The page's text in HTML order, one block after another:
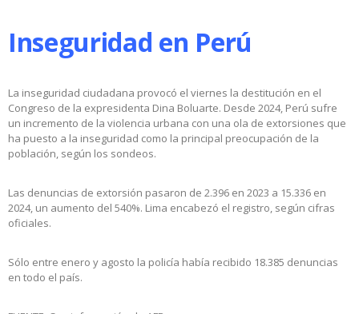
Inseguridad en Perú
La inseguridad ciudadana provocó el viernes la destitución en el
Congreso de la expresidenta Dina Boluarte. Desde 2024, Perú sufre
un incremento de la violencia urbana con una ola de extorsiones que
ha puesto a la inseguridad como la principal preocupación de la
población, según los sondeos.
Las denuncias de extorsión pasaron de 2.396 en 2023 a 15.336 en
2024, un aumento del 540%. Lima encabezó el registro, según cifras
oficiales.
Sólo entre enero y agosto la policía había recibido 18.385 denuncias
en todo el país.